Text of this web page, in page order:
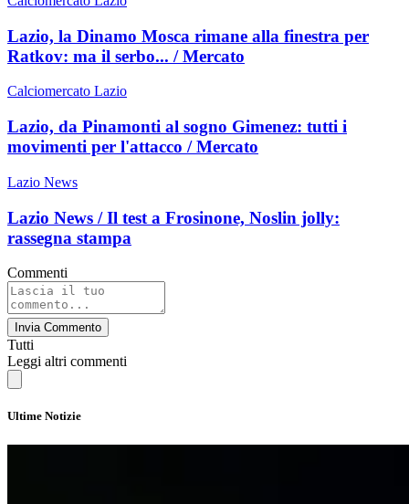
Lazio, la Dinamo Mosca rimane alla finestra per
Ratkov: ma il serbo... / Mercato
Calciomercato Lazio
Lazio, da Pinamonti al sogno Gimenez: tutti i
movimenti per l'attacco / Mercato
Lazio News
Lazio News / Il test a Frosinone, Noslin jolly:
rassegna stampa
Commenti
Invia Commento
Tutti
Leggi altri commenti
Ultime Notizie